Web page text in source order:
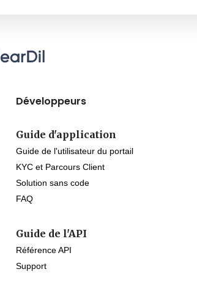
Développeurs
Guide d'application
Guide de l'utilisateur du portail
KYC et Parcours Client
Solution sans code
FAQ
Guide de l'API
Référence API
Support